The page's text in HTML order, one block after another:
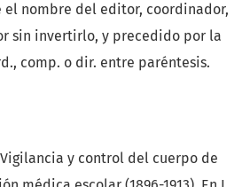
el nombre del editor, coordinador,
sin invertirlo, y precedido por la
comp. o dir. entre paréntesis.
Vigilancia y control del cuerpo de